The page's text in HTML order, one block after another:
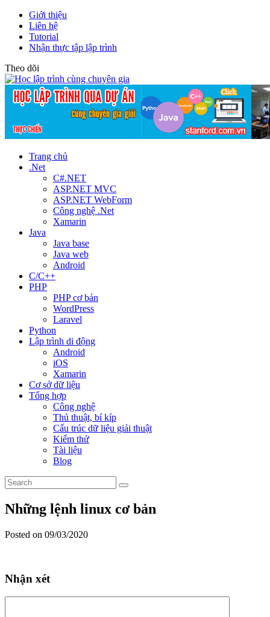
Giới thiệu
Liên hệ
Tutorial
Nhận thực tập lập trình
Theo dõi
Trang chủ
.Net
C#.NET
ASP.NET MVC
ASP.NET WebForm
Công nghệ .Net
Xamarin
Java
Java base
Java web
Android
C/C++
PHP
PHP cơ bản
WordPress
Laravel
Python
Lập trình di động
Android
iOS
Xamarin
Cơ sở dữ liệu
Tổng hợp
Công nghệ
Thủ thuật, bí kíp
Cấu trúc dữ liệu giải thuật
Kiểm thử
Tài liệu
Blog
Những lệnh linux cơ bản
Posted on 09/03/2020
Nhận xét